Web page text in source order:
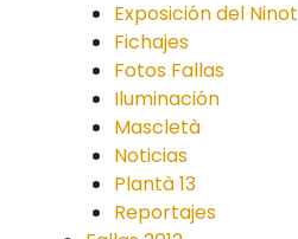
Exposición del Ninot
Fichajes
Fotos Fallas
Iluminación
Mascletà
Noticias
Plantà 13
Reportajes